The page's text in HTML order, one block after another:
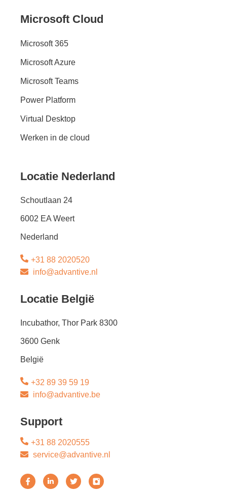
Microsoft Cloud
Microsoft 365
Microsoft Azure
Microsoft Teams
Power Platform
Virtual Desktop
Werken in de cloud
Locatie Nederland
Schoutlaan 24
6002 EA Weert
Nederland
+31 88 2020520
info@advantive.nl
Locatie België
Incubathor, Thor Park 8300
3600 Genk
België
+32 89 39 59 19
info@advantive.be
Support
+31 88 2020555
service@advantive.nl